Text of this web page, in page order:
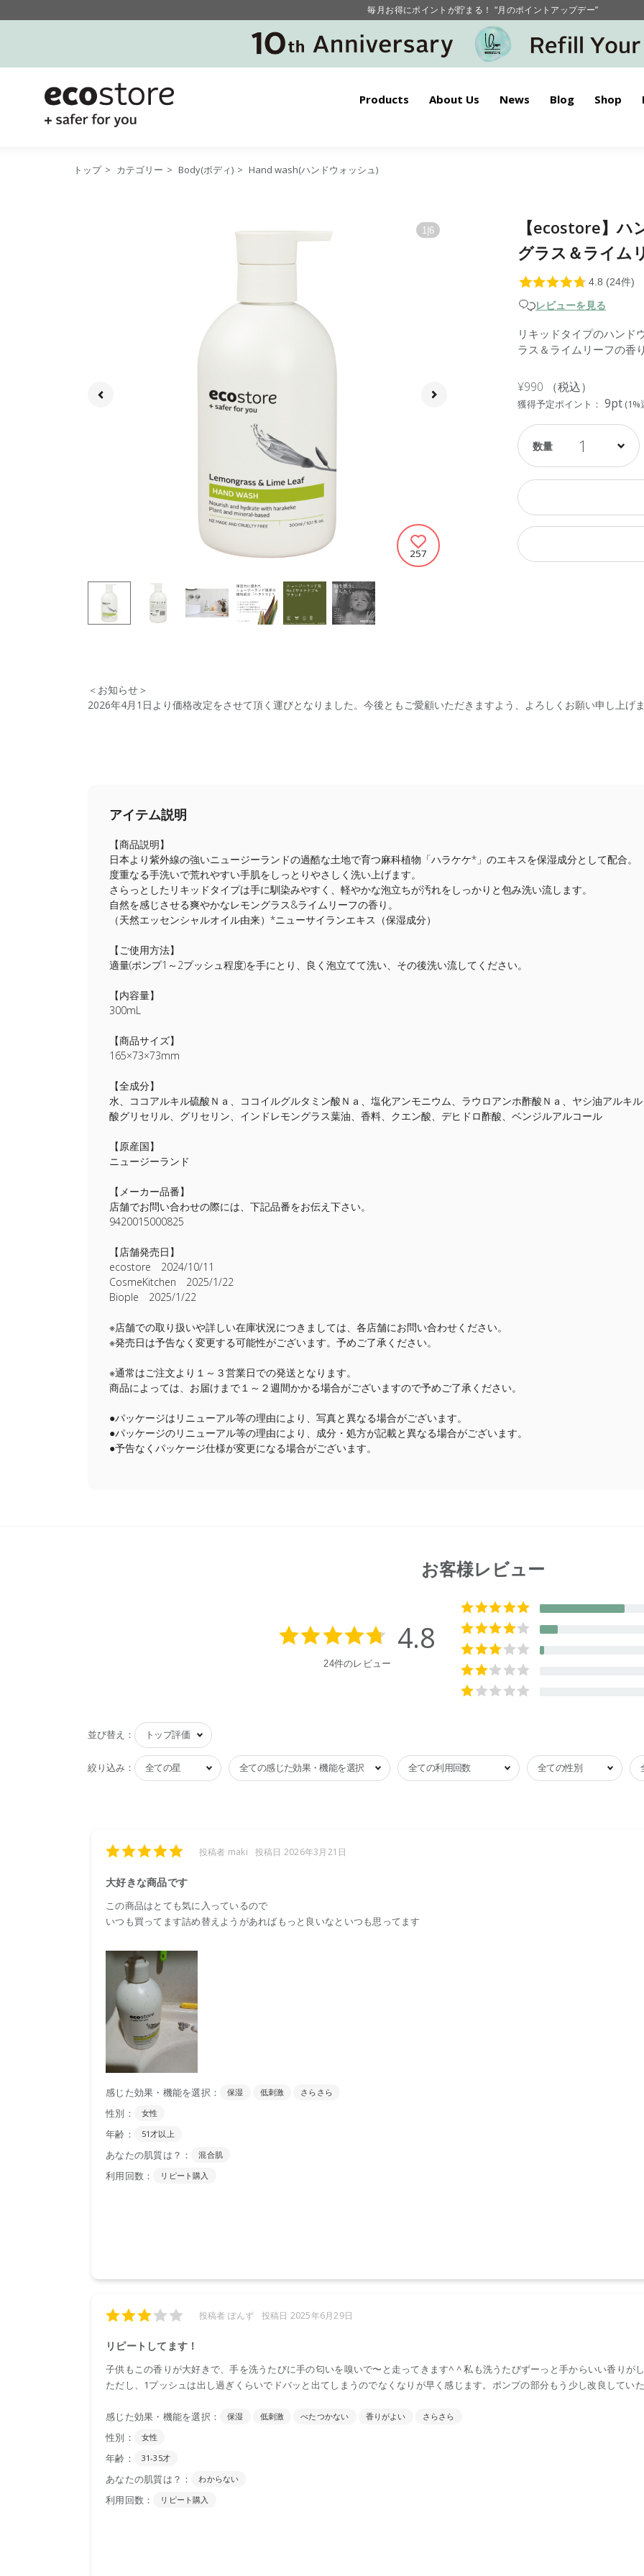
毎月お得にポイントが貯まる！ “月のポイントアップデー”
【重要】お盆期間中のお問い合わせと商品配送に関しまして
毎月お得にポイントが貯まる！ “月のポイントアップデー”
Products About Us News Blog Shop
トップ > カテゴリー > Body(ボディ) > Hand wash(ハンドウォッシュ)
1 |6
257
【ecostore】ハ
グラス＆ライム
レビューを見る
リキッドタイプのハンド
ラス＆ライムリーフの香
¥990 （税込）
獲得予定ポイント： 9pt (1%
1
＜お知らせ＞
2026年4月1日より価格改定をさせて頂く運びとなりました。今後ともご愛顧いただきますよう、よろしくお願い申し上げ
アイテム説明
【商品説明】
日本より紫外線の強いニュージーランドの過酷な土地で育つ麻科植物「ハラケケ*」のエキスを保湿成分として配合。
度重なる手洗いで荒れやすい手肌をしっとりやさしく洗い上げます。
さらっとしたリキッドタイプは手に馴染みやすく、軽やかな泡立ちが汚れをしっかりと包み洗い流します。
自然を感じさせる爽やかなレモングラス&ライムリーフの香り。
（天然エッセンシャルオイル由来）*ニューサイランエキス（保湿成分）
【ご使用方法】
適量(ポンプ1～2プッシュ程度)を手にとり、良く泡立てて洗い、その後洗い流してください。
【内容量】
300mL
【商品サイズ】
165×73×73mm
【全成分】
水、ココアルキル硫酸Ｎａ、ココイルグルタミン酸Ｎａ、塩化アンモニウム、ラウロアンホ酢酸Ｎａ、ヤシ油アルキ
酸グリセリル、グリセリン、インドレモングラス葉油、香料、クエン酸、デヒドロ酢酸、ベンジルアルコール
【原産国】
ニュージーランド
【メーカー品番】
店舗でお問い合わせの際には、下記品番をお伝え下さい。
9420015000825
【店舗発売日】
ecostore 2024/10/11
CosmeKitchen 2025/1/22
Biople 2025/1/22
※店舗での取り扱いや詳しい在庫状況につきましては、各店舗にお問い合わせください。
※発売日は予告なく変更する可能性がございます。予めご了承ください。
※通常はご注文より１～３営業日での発送となります。
商品によっては、お届けまで１～２週間かかる場合がございますので予めご了承ください。
●パッケージはリニューアル等の理由により、写真と異なる場合がございます。
●パッケージのリニューアル等の理由により、成分・処方が記載と異なる場合がございます。
●予告なくパッケージ仕様が変更になる場合がございます。
お客様レビュー